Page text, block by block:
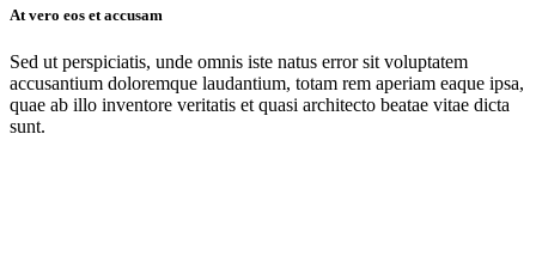
At vero eos et accusam
Sed ut perspiciatis, unde omnis iste natus error sit voluptatem
accusantium doloremque laudantium, totam rem aperiam eaque ipsa,
quae ab illo inventore veritatis et quasi architecto beatae vitae dicta
sunt.